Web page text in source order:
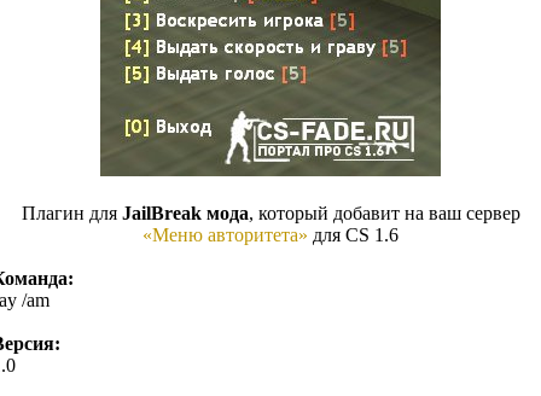
Плагин для JailBreak мода, который добавит на ваш сервер
«Меню авторитета» для CS 1.6
/am